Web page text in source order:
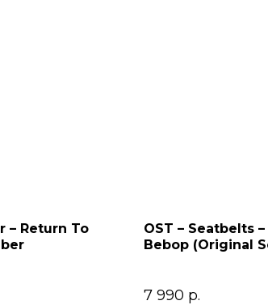
– Return To
OST – Seatbelts
Bebop (Original
7 990 р.